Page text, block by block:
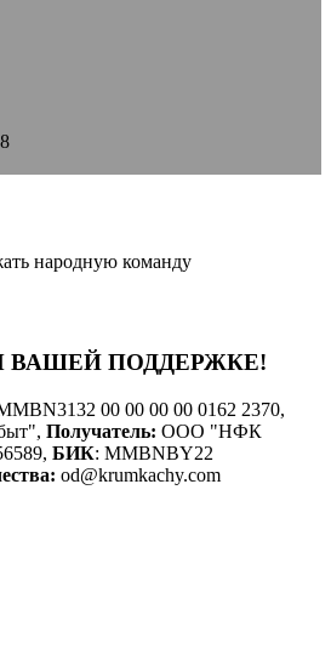
народную команду
ВАШЕЙ ПОДДЕРЖКЕ!
00 00 00 00 0162 2370,
Получатель: ООО "НФК
БИК: MMBNBY22
od@krumkachy.com